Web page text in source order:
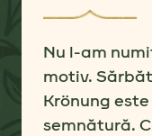
Nu l-am
motiv.
Krönung
semnătură.